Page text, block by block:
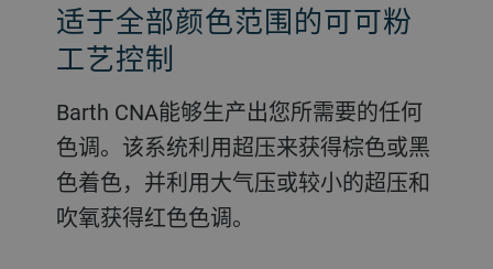
适于全部颜色范围的可可粉
工艺控制
Barth CNA能够生产出您所需要的任何
色调。该系统利用超压来获得棕色或黑
色着色，并利用大气压或较小的超压和
吹氧获得红色色调。